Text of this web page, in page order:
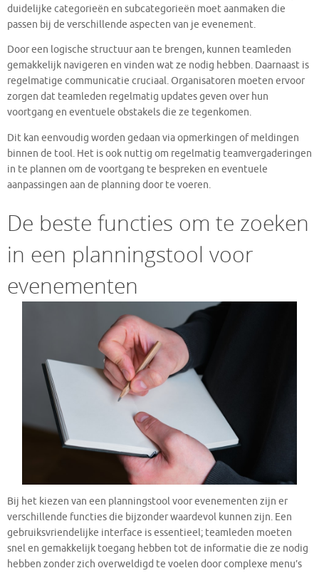
duidelijke categorieën en subcategorieën moet aanmaken die
passen bij de verschillende aspecten van je evenement.
Door een logische structuur aan te brengen, kunnen teamleden
gemakkelijk navigeren en vinden wat ze nodig hebben. Daarnaast is
regelmatige communicatie cruciaal. Organisatoren moeten ervoor
zorgen dat teamleden regelmatig updates geven over hun
voortgang en eventuele obstakels die ze tegenkomen.
Dit kan eenvoudig worden gedaan via opmerkingen of meldingen
binnen de tool. Het is ook nuttig om regelmatig teamvergaderingen
in te plannen om de voortgang te bespreken en eventuele
aanpassingen aan de planning door te voeren.
De beste functies om te zoeken
in een planningstool voor
evenementen
Bij het kiezen van een planningstool voor evenementen zijn er
verschillende functies die bijzonder waardevol kunnen zijn. Een
gebruiksvriendelijke interface is essentieel; teamleden moeten
snel en gemakkelijk toegang hebben tot de informatie die ze nodig
hebben zonder zich overweldigd te voelen door complexe menu’s